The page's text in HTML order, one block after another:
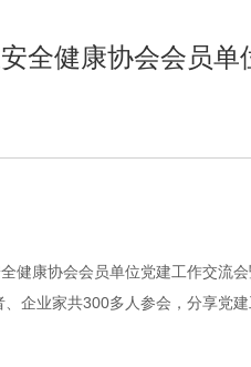
全健康协会会员
健康协会会员单位党建工作交流
企业家共300多人参会，分享党